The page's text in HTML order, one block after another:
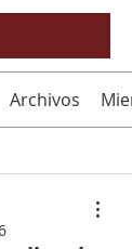
Archivos